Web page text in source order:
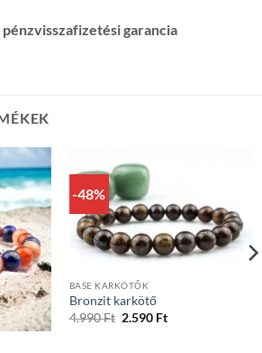
pénzvisszafizetési garancia
-48%
BASE KARKÖTŐK
Bronzit karkötő
4.990Ft Original
2.590 FtCurrent